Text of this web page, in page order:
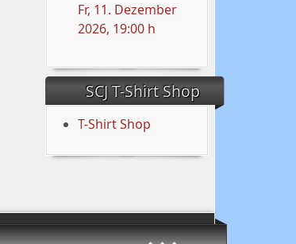
Fr, 11. Dezember
2026, 19:00 h
SCJ T-Shirt Shop
T-Shirt Shop